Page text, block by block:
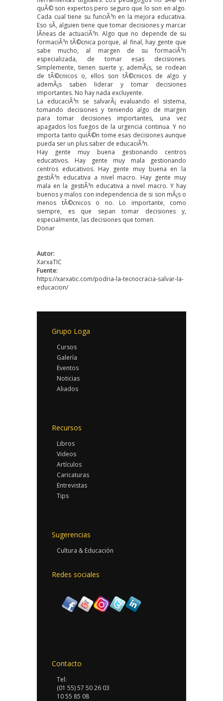
quÃ© son expertos pero seguro que lo son en algo.
Cada cual tiene su funciÃ³n en la mejora educativa.
Eso sÃ­, alguien tiene que tomar decisiones y marcar
lÃ­neas de actuaciÃ³n. Algo que no depende de su
formaciÃ³n tÃ©cnica porque, al final, hay gente que
sabe mucho, al margen de su formaciÃ³n
especializada, de tomar esas decisiones.
Simplemente, tienen suerte y, ademÃ¡s, se rodean
de tÃ©cnicos o, ellos son tÃ©cnicos de algo y
ademÃ¡s saben liderar y tomar decisiones
importantes. No hay nada excluyente.
La educaciÃ³n se salvarÃ¡ evaluando el sistema,
tomando decisiones y teniendo algo de margen
para tomar decisiones importantes, una vez
apagados los fuegos de la urgencia continua. Y no
importa tanto quiÃ©n tome esas decisiones aunque
pueda ser un plus saber de educaciÃ³n.
Hay gente muy buena gestionando centros
educativos. Hay gente muy mala gestionando
centros educativos. Hay gente muy buena en la
gestiÃ³n educativa a nivel macro. Hay gente muy
mala en la gestiÃ³n educativa a nivel macro. Y hay
buenos y malos con independencia de si son mÃ¡s o
menos tÃ©cnicos o no. Lo importante, como
siempre, es que sepan tomar decisiones y,
especialmente, las decisiones que tomen.
Donar
Autor:
XarxaTIC
Fuente:
https://xarxatic.com/podria-la-tecnocracia-salvar-la-
educacion/
Grupo Loga
Cursos
Galería
Eventos
Noticias
Aliados
Recursos
Libros
Videos
Artículos
Caricaturas
Entrevistas
Tips
Sugerencias
Cultura & Educación
Redes sociales
Contacto
Tel:
(01 55) 57 50 26 03
10 55 85 08